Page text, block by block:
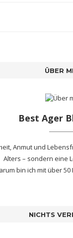
ÜBER
Best Ager
Anmut und
Alters – sondern eine
bin ich mitüber 50
NICHTS